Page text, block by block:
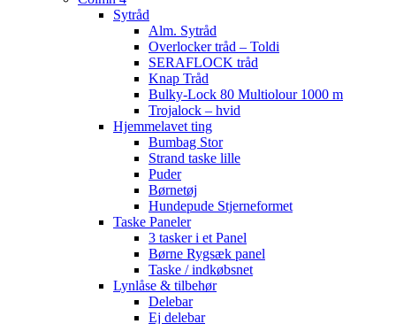
Sytråd
Alm. Sytråd
Overlocker tråd – Toldi
SERAFLOCK tråd
Knap Tråd
Bulky-Lock 80 Multiolour 1000 m
Trojalock – hvid
Hjemmelavet ting
Bumbag Stor
Strand taske lille
Puder
Børnetøj
Hundepude Stjerneformet
Taske Paneler
3 tasker i et Panel
Børne Rygsæk panel
Taske / indkøbsnet
Lynlåse & tilbehør
Delebar
Ej delebar